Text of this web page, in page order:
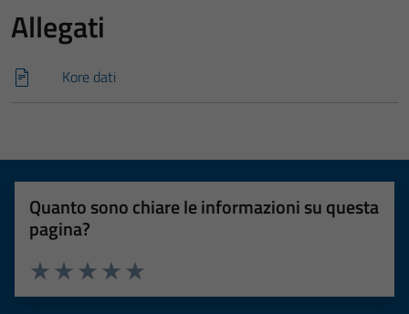
Allegati
Kore dati
Quanto sono chiare le informazioni su questa
pagina?
Valuta 5 stelle su 5
Valuta 4 stelle su 5
Valuta 3 stelle su 5
Valuta 2 stelle su 5
Valuta 1 stelle su 5